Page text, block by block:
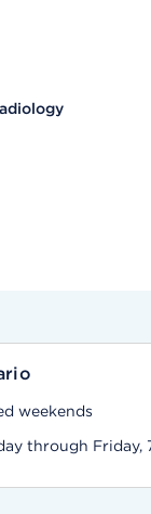
weekends
through Friday,